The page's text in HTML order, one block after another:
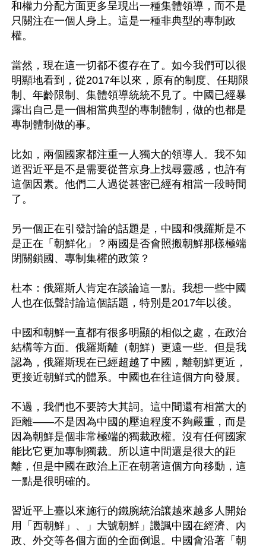
和權力分配方面更多呈現出一種集體領導，而不是
只關注在一個人身上。這是一種非典型的專制政
權。
當然，現在這一切都不復存在了。如今我們可以很
明顯地看到，從2017年以來，原有的制度、任期限
制、年齡限制、集體領導統統不見了。中國已經暴
露出自己是一個相當典型的專制體制，做的也都是
專制體制做的事。
比如，兩個國家都注重一人獨大的領導人。我不知
道習近平是不是需要從普京身上找尋靈感，也許有
這個因素。他們二人過從甚密已經有相當一段時間
了。
另一個正在引發討論的話題是，中國和俄羅斯是不
是正在「朝鮮化」？兩國是否會照搬朝鮮那樣極端
閉關鎖國、專制集權的政策？
杜本：俄羅斯人肯定在談論這一點。我想一些中國
人也在低聲討論這個話題，特別是2017年以後。
中國和朝鮮一直都有很多明顯的相似之處，在政治
結構等方面。俄羅斯離（朝鮮）更遠一些。但是我
認為，俄羅斯現在已經超越了中國，離朝鮮更近，
更接近朝鮮式的體系。中國也在往這個方向發展。
不過，我們也不要誇大其詞。這中間還有相當大的
距離——不是因為中國的壓迫程度不夠嚴重，而是
因為朝鮮是個非常極端的獨裁政權。沒有任何國家
能比它更加專制獨裁。所以這中間還是很大的距
離，但是中國在政治上正在朝著這個方向移動，這
一點是很明確的。
習近平上臺以來施行的鐵腕統治讓越來越多人開始
用「西朝鮮」、」大號朝鮮」譏諷中國在經濟、內
政、外交等各個方面的全面倒退。中國會沿著「朝